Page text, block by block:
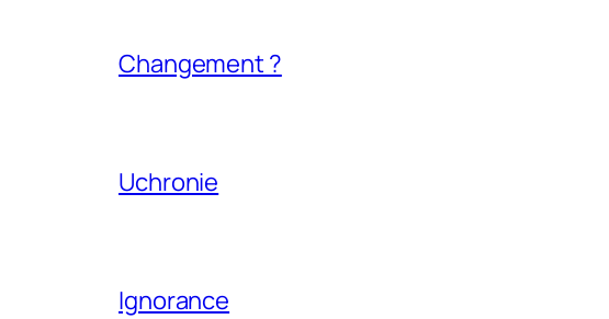
Changement ?
Uchronie
Ignorance